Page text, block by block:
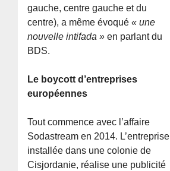
gauche, centre gauche et du
centre), a même évoqué« une
nouvelle intifada » en parlant du
BDS.
Le boycott d’entreprises
européennes
Tout commence avec l’affaire
Sodastream en 2014. L’entreprise
installée dans une colonie de
Cisjordanie, réalise une publicité